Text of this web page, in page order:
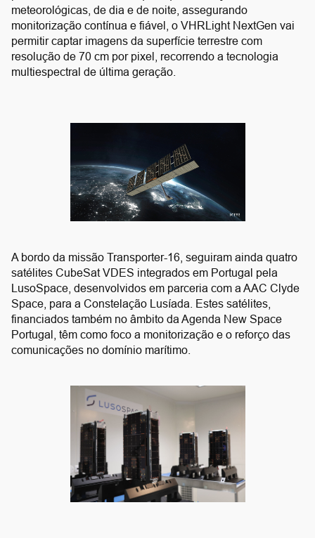
meteorológicas, de dia e de noite, assegurando
monitorização contínua e fiável, o VHRLight NextGen vai
permitir captar imagens da superfície terrestre com
resolução de 70 cm por pixel, recorrendo a tecnologia
multiespectral de última geração.
A bordo da missão Transporter-16, seguiram ainda quatro
satélites CubeSat VDES integrados em Portugal pela
LusoSpace, desenvolvidos em parceria com a AAC Clyde
Space, para a Constelação Lusíada. Estes satélites,
financiados também no âmbito da Agenda New Space
Portugal, têm como foco a monitorização e o reforço das
comunicações no domínio marítimo.